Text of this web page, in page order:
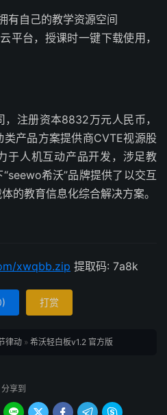
有自己的教学资源空间
平台，授课时一键下载使用，
注册资本8832万元人民币，
产品方案提供商CVTE视源股
于人机互动产品开发，涉足教
希沃”品牌提供了以交互
的教育信息化综合解决方案。
xwqbb.zip 提取码: 7a8k
) 打赏
律动» 希沃轻白板v1.2 官方版
分享到
    